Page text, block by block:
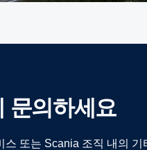
문의하세요
스 또는 Scania 조직 내의